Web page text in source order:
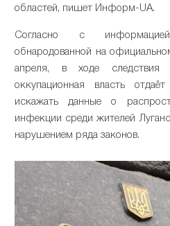
областей, пишет Информ-UA.
Согласно с
обнародованной на
апреля, в ходе следствия
оккупационная власть
искажать данные о
инфекции среди жителей
нарушением ряда законов.